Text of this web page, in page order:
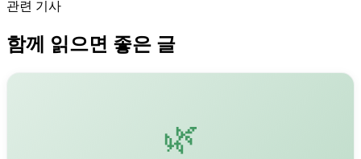
관련 기사
함께 읽으면 좋은 글
🌿